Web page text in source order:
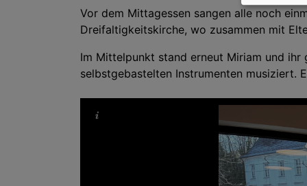
Vor dem Mittagessen sangen alle noch
Dreifaltigkeitskirche, wo zusammen mit
Im Mittelpunkt stand erneut Miriam und
selbstgebastelten Instrumenten musiziert.